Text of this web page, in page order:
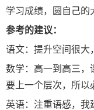
学习成绩，圆自己的
参考的建议：
语文：提升空间很大
数学：高一到高三，
要上一个层次，所以
英语：注重语感，我